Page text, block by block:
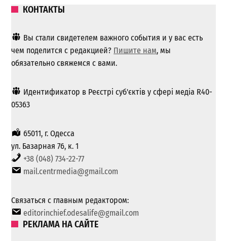
КОНТАКТЫ
Вы стали свидетелем важного события и у вас есть
чем поделится с редакцией? Пишите нам, мы
обязательно свяжемся с вами.
Идентификатор в Реєстрі суб'єктів у сфері медіа R40-
05363
65011, г. Одесса
ул. Базарная 76, к. 1
+38 (048) 734-22-77
mail.centrmedia@gmail.com
Связаться с главным редактором:
editorinchief.odesalife@gmail.com
РЕКЛАМА НА САЙТЕ